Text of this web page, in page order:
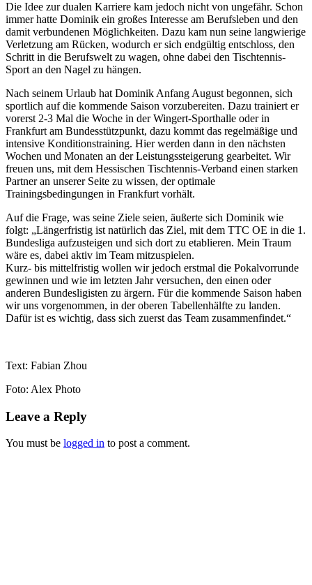
Die Idee zur dualen Karriere kam jedoch nicht von ungefähr. Schon
immer hatte Dominik ein großes Interesse am Berufsleben und den
damit verbundenen Möglichkeiten. Dazu kam nun seine langwierige
Verletzung am Rücken, wodurch er sich endgültig entschloss, den
Schritt in die Berufswelt zu wagen, ohne dabei den Tischtennis-
Sport an den Nagel zu hängen.
Nach seinem Urlaub hat Dominik Anfang August begonnen, sich
sportlich auf die kommende Saison vorzubereiten. Dazu trainiert er
vorerst 2-3 Mal die Woche in der Wingert-Sporthalle oder in
Frankfurt am Bundesstützpunkt, dazu kommt das regelmäßige und
intensive Konditionstraining. Hier werden dann in den nächsten
Wochen und Monaten an der Leistungssteigerung gearbeitet. Wir
freuen uns, mit dem Hessischen Tischtennis-Verband einen starken
Partner an unserer Seite zu wissen, der optimale
Trainingsbedingungen in Frankfurt vorhält.
Auf die Frage, was seine Ziele seien, äußerte sich Dominik wie
folgt: „Längerfristig ist natürlich das Ziel, mit dem TTC OE in die 1.
Bundesliga aufzusteigen und sich dort zu etablieren. Mein Traum
wäre es, dabei aktiv im Team mitzuspielen.
Kurz- bis mittelfristig wollen wir jedoch erstmal die Pokalvorrunde
gewinnen und wie im letzten Jahr versuchen, den einen oder
anderen Bundesligisten zu ärgern. Für die kommende Saison haben
wir uns vorgenommen, in der oberen Tabellenhälfte zu landen.
Dafür ist es wichtig, dass sich zuerst das Team zusammenfindet.“
Text: Fabian Zhou
Foto: Alex Photo
Leave a Reply
You must be logged in to post a comment.